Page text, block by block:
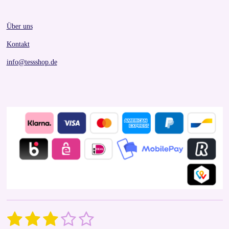
Über uns
Kontakt
info@tessshop.de
R
1 2 3 4 5